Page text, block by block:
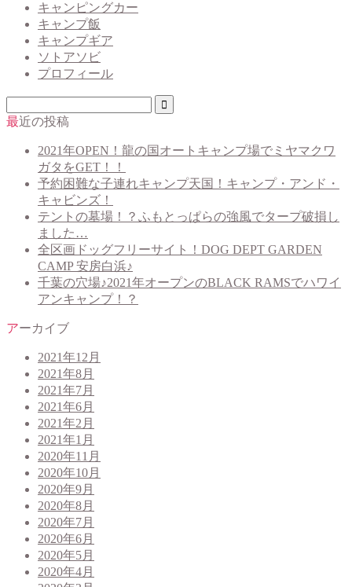
キャンピングカー
キャンプ飯
キャンプギア
ソトアソビ
プロフィール
最近の投稿
2021年OPEN！龍の国オートキャンプ場でミヤマクワ
ガタをGET！！
予約困難な子連れキャンプ天国！キャンプ・アンド・
キャビンズ！
テントの墓場！？ふもとっぱらの強風でタープ破損し
ました…
全区画ドッグフリーサイト！DOG DEPT GARDEN
CAMP 安房白浜♪
千葉の穴場♪2021年オープンのBLACK RAMSでハワイ
アンキャンプ！？
アーカイブ
2021年12月
2021年8月
2021年7月
2021年6月
2021年2月
2021年1月
2020年11月
2020年10月
2020年9月
2020年8月
2020年7月
2020年6月
2020年5月
2020年4月